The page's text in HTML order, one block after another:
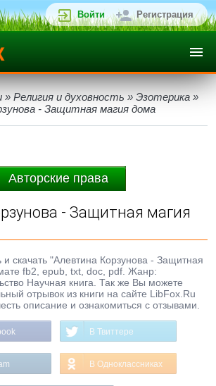
Войти Регистрация
» Религия и духовность » Эзотерика »
- Защитная магия дома
Авторские права
- Защитная магия
скачать "Алевтина Корзунова - Защитная
fb2, epub, txt, doc, pdf. Жанр:
Научная книга. Так же Вы можете
отрывок из книги на сайте LibFox.Ru
описание и ознакомиться с отзывами.
В Твиттере
В Одноклассниках